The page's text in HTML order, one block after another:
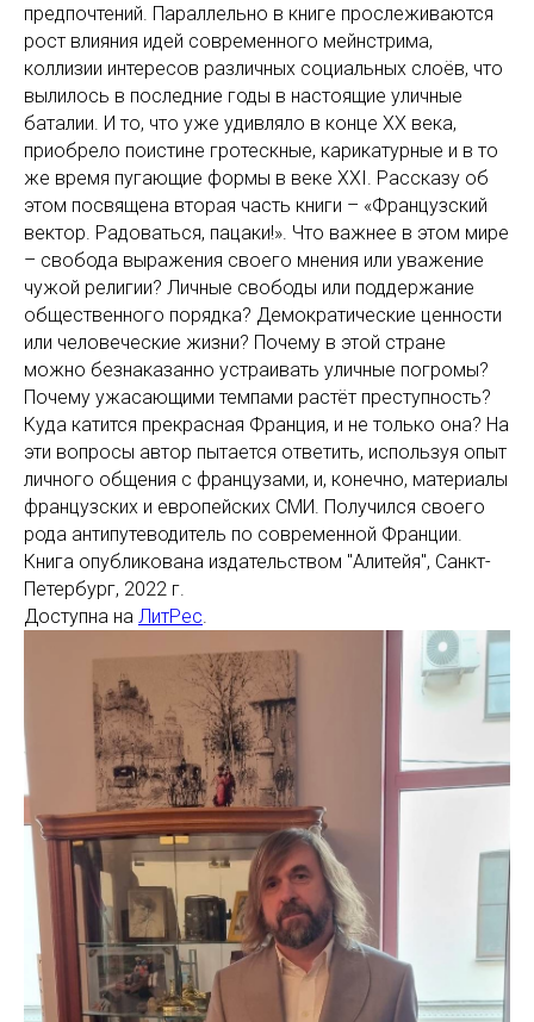
предпочтений. Параллельно в книге прослеживаются
рост влияния идей современного мейнстрима,
коллизии интересов различных социальных слоёв, что
вылилось в последние годы в настоящие уличные
баталии. И то, что уже удивляло в конце XX века,
приобрело поистине гротескные, карикатурные и в то
же время пугающие формы в веке XXI. Рассказу об
этом посвящена вторая часть книги – «Французский
вектор. Радоваться, пацаки!». Что важнее в этом мире
– свобода выражения своего мнения или уважение
чужой религии? Личные свободы или поддержание
общественного порядка? Демократические ценности
или человеческие жизни? Почему в этой стране
можно безнаказанно устраивать уличные погромы?
Почему ужасающими темпами растёт преступность?
Куда катится прекрасная Франция, и не только она? На
эти вопросы автор пытается ответить, используя опыт
личного общения с французами, и, конечно, материалы
французских и европейских СМИ. Получился своего
рода антипутеводитель по современной Франции.
Книга опубликована издательством "Алитейя", Санкт-
Петербург, 2022 г.
Доступна на ЛитРес.